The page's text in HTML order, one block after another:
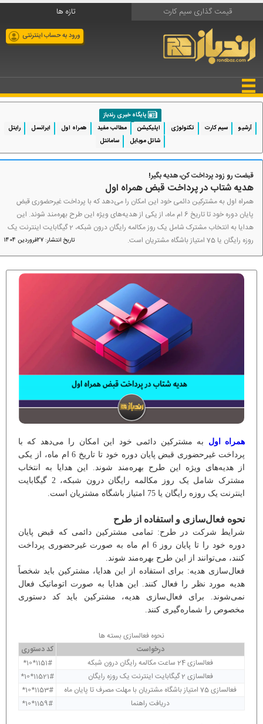
قیمت گذاری سیم کارت تازه ها
ورود به حساب اینترنتی
پایگاه خبری رندباز
آرشیو
سیم کارت تکنولوژی اپلیکیشن مطالب مفید همراه اول ایرانسل
رایتل
شاتل موبایل
سامانتل
قبضت رو زود پرداخت کن، هدیه بگیر!
هدیه شتاب در پرداخت قبض همراه اول
همراه اول به مشترکین دائمی خود این امکان را می‌دهد که با پرداخت غیرحضوری قبض
پایان دوره خود تا تاریخ 6 ام ماه، از یکی از هدیه‌های ویژه این طرح بهره‌مند شوند. این
هدایا به انتخاب مشترک شامل یک روز مکالمه رایگان درون شبکه، 2 گیگابایت اینترنت یک
روزه رایگان یا 75 امتیاز باشگاه مشتریان است.
تاریخ انتشار: 27فروردین 1404
همراه اول به مشترکین دائمی خود این امکان را می‌دهد که با
پرداخت غیرحضوری قبض پایان دوره خود تا تاریخ 6 ام ماه، از یکی
از هدیه‌های ویژه این طرح بهره‌مند شوند. این هدایا به انتخاب
مشترک شامل یک روز مکالمه رایگان درون شبکه، 2 گیگابایت
اینترنت یک روزه رایگان یا 75 امتیاز باشگاه مشتریان است.
نحوه فعال‌سازی و استفاده از طرح
شرایط شرکت در طرح: تمامی مشترکین دائمی که قبض پایان
دوره خود را تا پایان روز 6 ام ماه به صورت غیرحضوری پرداخت
کنند، می‌توانند از این طرح بهره‌مند شوند.
فعال‌سازی هدیه: برای استفاده از این هدایا، مشترکین باید شخصاً
هدیه مورد نظر را فعال کنند. این هدایا به صورت اتوماتیک فعال
نمی‌شوند. برای فعال‌سازی هدیه، مشترکین باید کد دستوری
مخصوص را شماره‌گیری کنند.
نحوه فعالسازی بسته ها
درخواست
کد دستوری
فعالسازی 24 ساعت مکالمه رایگان درون شبکه
1151#*10*
فعالسازی 2 گیگابایت اینترنت یک روزه رایگان
11521#*10*
فعالسازی 75 امتیاز باشگاه مشتریان با مهلت مصرف تا پایان ماه
1153#*10*
دریافت راهنما
1159#*10*